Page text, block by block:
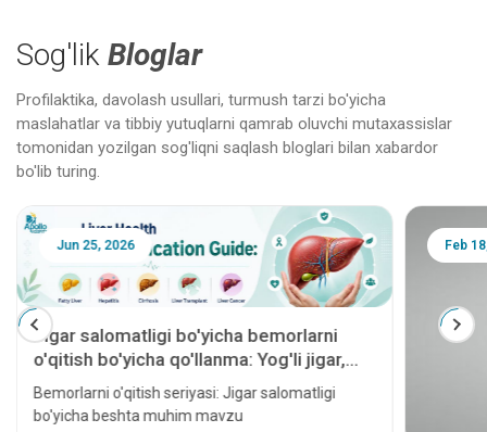
Sog'lik Bloglar
Profilaktika, davolash usullari, turmush tarzi bo'yicha
maslahatlar va tibbiy yutuqlarni qamrab oluvchi mutaxassislar
tomonidan yozilgan sog'liqni saqlash bloglari bilan xabardor
bo'lib turing.
Jun 25, 2026
Jigar salomatligi bo'yicha bemorlarni
o'qitish bo'yicha qo'llanma: Yog'li jigar,
gepatit, sirroz, jigar transplantatsiyasi va
jigar saratoni
Bemorlarni o'qitish seriyasi: Jigar salomatligi
bo'yicha beshta muhim mavzu
Feb